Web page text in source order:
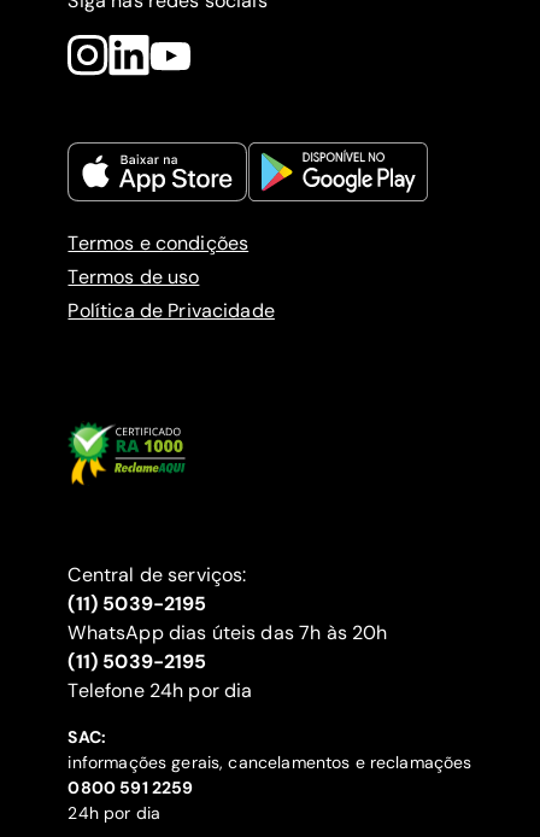
Termos e condições
Termos de uso
Política de Privacidade
Central de serviços:
(11) 5039-2195
WhatsApp dias úteis das 7h às 20h
(11) 5039-2195
‍Telefone 24h por dia
SAC:
informações gerais, cancelamentos e reclamações
‍0800 591 2259
24h por dia